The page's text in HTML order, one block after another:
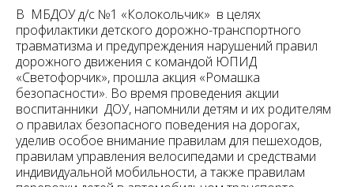
В МБДОУ д/с №1 «Колокольчик» в целях
профилактики детского дорожно-транспортного
травматизма и предупреждения нарушений правил
дорожного движения с командой ЮПИД
«Светофорчик», прошла акция «Ромашка
безопасности». Во время проведения акции
воспитанники ДОУ, напомнили детям и их родителям
о правилах безопасного поведения на дорогах,
уделив особое внимание правилам для пешеходов,
правилам управления велосипедами и средствами
индивидуальной мобильности, а также правилам